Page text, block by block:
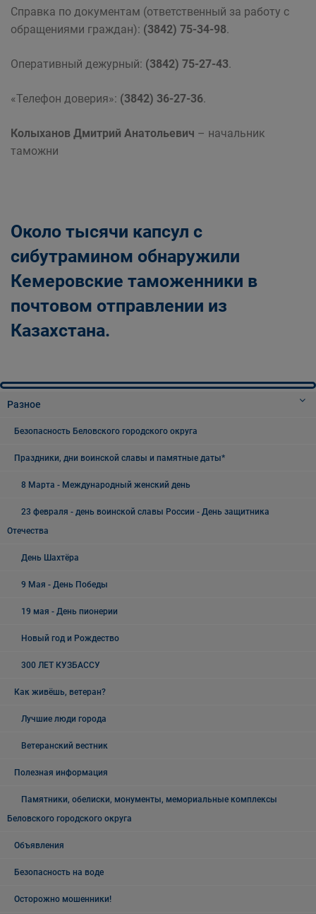
Справка по документам (ответственный за работу с
обращениями граждан): (3842) 75-34-98.
Оперативный дежурный: (3842) 75-27-43.
«Телефон доверия»: (3842) 36-27-36.
Колыханов Дмитрий Анатольевич – начальник
таможни
Около тысячи капсул с
сибутрамином обнаружили
Кемеровские таможенники в
почтовом отправлении из
Казахстана.
Разное
Безопасность Беловского городского округа
Праздники, дни воинской славы и памятные даты*
8 Марта - Международный женский день
23 февраля - день воинской славы России - День защитника
Отечества
День Шахтёра
9 Мая - День Победы
19 мая - День пионерии
Новый год и Рождество
300 ЛЕТ КУЗБАССУ
Как живёшь, ветеран?
Лучшие люди города
Ветеранский вестник
Полезная информация
Памятники, обелиски, монументы, мемориальные комплексы
Беловского городского округа
Объявления
Безопасность на воде
Осторожно мошенники!